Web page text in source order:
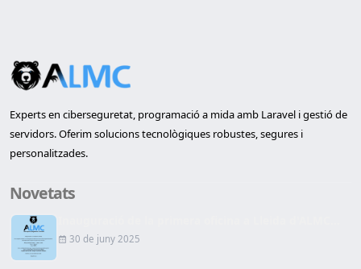
Experts en ciberseguretat, programació a mida amb Laravel i gestió de
servidors. Oferim solucions tecnològiques robustes, segures i
personalitzades.
Novetats
30 de juny 2025